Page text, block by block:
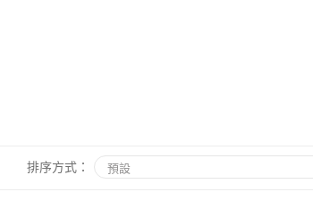
排序方式：